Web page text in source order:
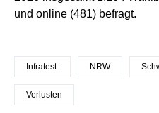
und online (481) befragt.
Infratest: NRW
Verlusten